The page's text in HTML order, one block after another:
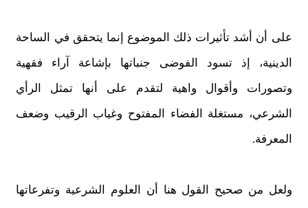
على أن أشد تأثيرات ذلك الموضوع إنما يتحقق في الساحة
الدينية، إذ تسود الفوضى جنباتها بإشاعة آراء فقهية
وتصورات وأقوال واهية لتقدم على أنها تمثل الرأي
الشرعي، مستغلة الفضاء المفتوح وغياب الرقيب وضعف
المعرفة.
ولعل من صحيح القول هنا أن العلوم الشرعية وتفرعاتها